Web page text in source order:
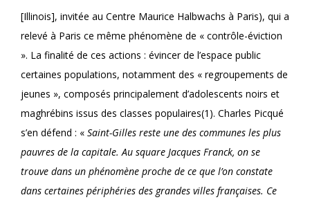
[Illinois], invitée au Centre Maurice Halbwachs à Paris), qui a
relevé à Paris ce même phénomène de « contrôle-éviction
». La finalité de ces actions : évincer de l’espace public
certaines populations, notamment des « regroupements de
jeunes », composés principalement d’adolescents noirs et
maghrébins issus des classes populaires(1). Charles Picqué
s’en défend : « Saint-Gilles reste une des communes les plus
pauvres de la capitale. Au square Jacques Franck, on se
trouve dans un phénomène proche de ce que l’on constate
dans certaines périphéries des grandes villes françaises. Ce